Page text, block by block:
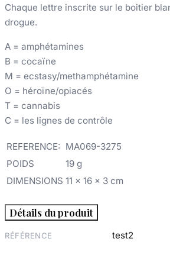
Chaque lettre inscrite sur le boitier
drogue.
A = amphétamines
B = cocaïne
M = ecstasy/methamphétamine
O = héroïne/opiacés
T = cannabis
C = les lignes de contrôle
REFERENCE: MA069-3275
POIDS
19 g
DIMENSIONS 11 x 16 x 3 cm
Détails du produit
RÉFÉRENCE test2